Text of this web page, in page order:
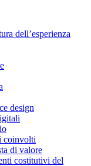
dell’esperienza
design
coinvolti
di valore
costitutivi del